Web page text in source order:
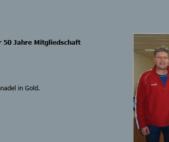
50 Jahre Mitgliedschaft
in Gold.